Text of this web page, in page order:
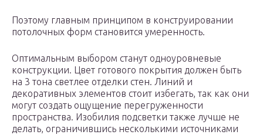
Поэтому главным принципом в конструировании
потолочных форм становится умеренность.
Оптимальным выбором станут одноуровневые
конструкции. Цвет готового покрытия должен быть
на 3 тона светлее отделки стен. Линий и
декоративных элементов стоит избегать, так как они
могут создать ощущение перегруженности
пространства. Изобилия подсветки также лучше не
делать, ограничившись несколькими источниками